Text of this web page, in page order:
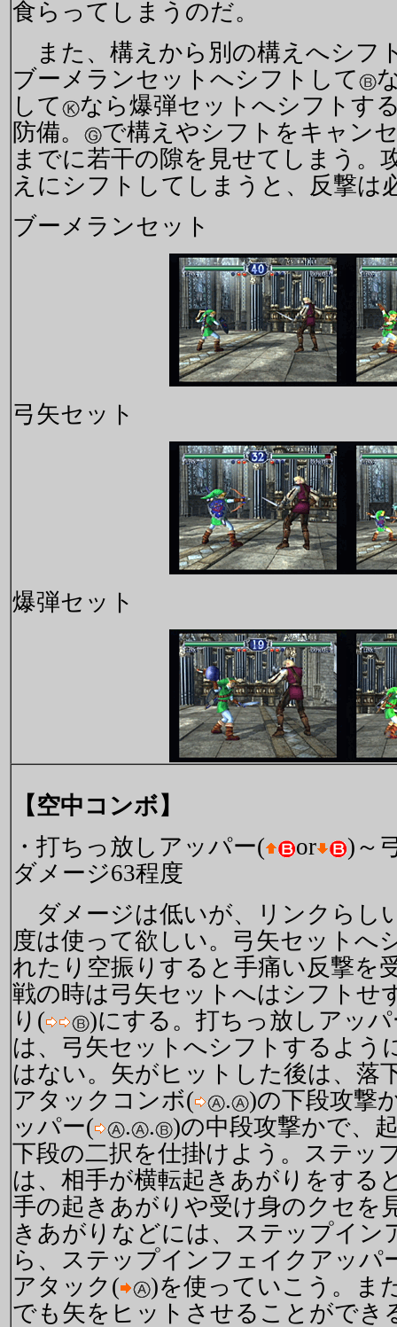
食らってしまうのだ。
また、構えから別の構えへシフ
ブーメランセットへシフトして
して
なら爆弾セットへシフトす
防備。
で構えやシフトをキャン
までに若干の隙を見せてしまう。
えにシフトしてしまうと、反撃は
ブーメランセット
弓矢セット
爆弾セット
【空中コンボ】
・打ちっ放しアッパー(
or
)～
ダメージ63程度
ダメージは低いが、リンクらし
度は使って欲しい。弓矢セットへ
れたり空振りすると手痛い反撃を
戦の時は弓矢セットへはシフトせ
り(
)にする。打ちっ放しアッ
は、弓矢セットへシフトするよう
はない。矢がヒットした後は、落
アタックコンボ(
.
)の下段攻撃
ッパー(
. .
)の中段攻撃かで、
下段の二択を仕掛けよう。ステッ
は、相手が横転起きあがりをする
手の起きあがりや受け身のクセを
きあがりなどには、ステップイン
ら、ステップインフェイクアッパ
アタック(
)を使っていこう。ま
でも矢をヒットさせることができ